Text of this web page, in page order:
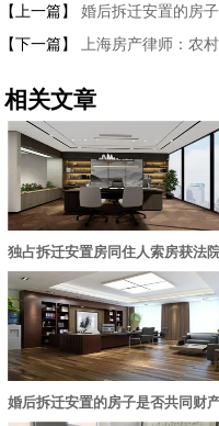
【上一篇】
婚后拆迁安置的房
【下一篇】
上海房产律师：农
相关文章
婚后拆迁安置的房子是否共同财